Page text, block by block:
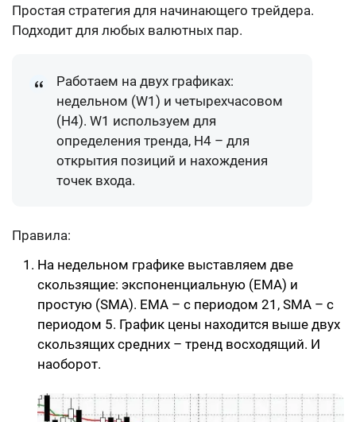
Простая стратегия для начинающего трейдера.
Подходит для любых валютных пар.
Работаем на двух графиках:
недельном (W1) и четырехчасовом
(H4). W1 используем для
определения тренда, H4 – для
открытия позиций и нахождения
точек входа.
Правила:
На недельном графике выставляем две
скользящие: экспоненциальную (EMA) и
простую (SMA). EMA – с периодом 21, SMA – с
периодом 5. График цены находится выше двух
скользящих средних – тренд восходящий. И
наоборот.